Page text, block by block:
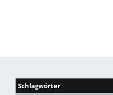
Schlagwörter